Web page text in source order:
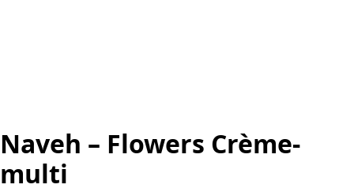
Naveh – Flowers Crème-
multi